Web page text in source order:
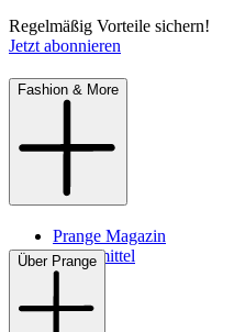
Regelmäßig Vorteile sichern!
Jetzt abonnieren
Fashion & More
Prange Magazin
Pflegemittel
Über Prange